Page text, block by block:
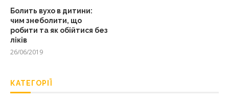
Болить вухо в дитини:
чим знеболити, що
робити та як обійтися без
ліків
26/06/2019
КАТЕГОРІЇ